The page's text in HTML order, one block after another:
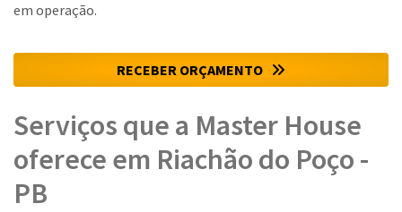
em operação.
RECEBER ORÇAMENTO
Serviços que a Master House
oferece em Riachão do Poço -
PB